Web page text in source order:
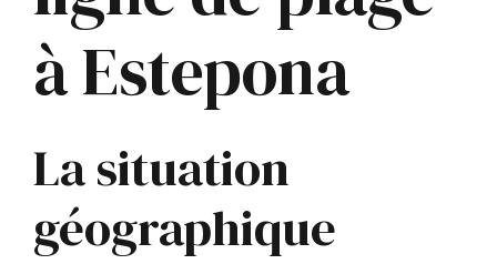
à Estepona
La situation
géographique